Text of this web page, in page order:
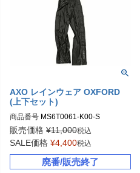
AXO レインウェア OXFORD
(上下セット)
商品番号 MS6T0061-K00-S
販売価格 ¥11,000税込
SALE価格 ¥4,400税込
廃番/販売終了